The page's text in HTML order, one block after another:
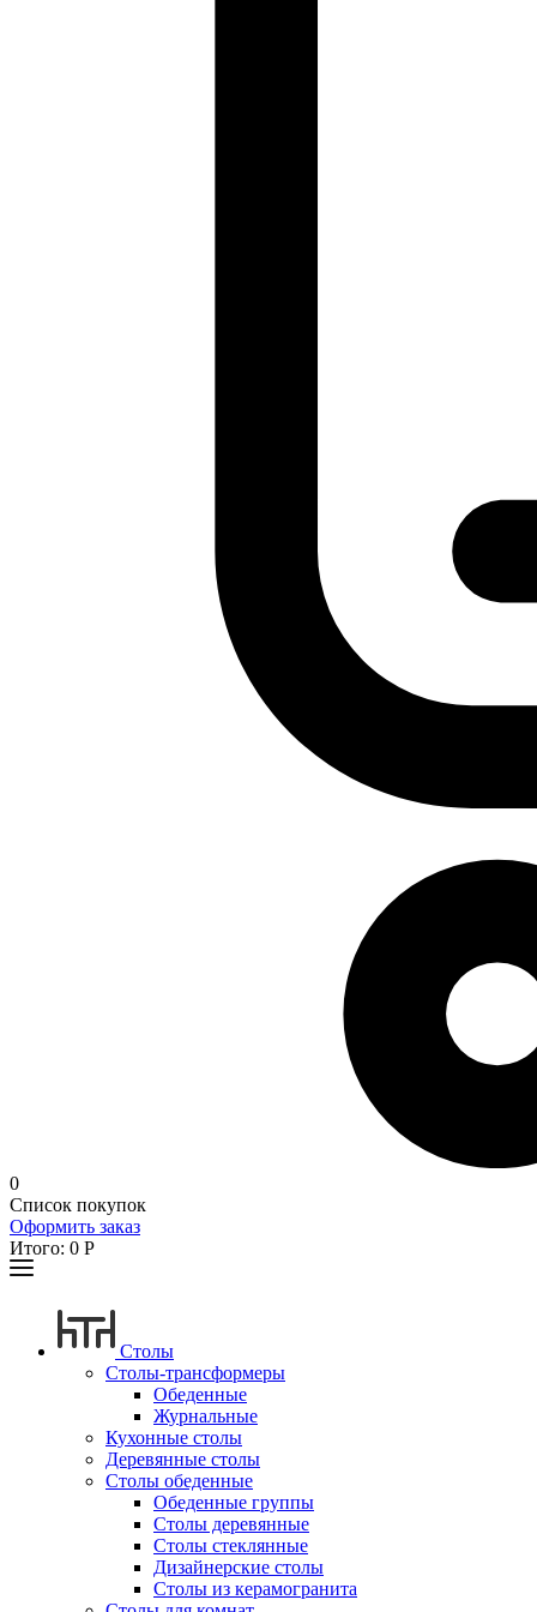
0
Список покупок
Оформить заказ
Итого: 0 Р
Столы
Столы-трансформеры
Обеденные
Журнальные
Кухонные столы
Деревянные столы
Столы обеденные
Обеденные группы
Столы деревянные
Столы стеклянные
Дизайнерские столы
Столы из керамогранита